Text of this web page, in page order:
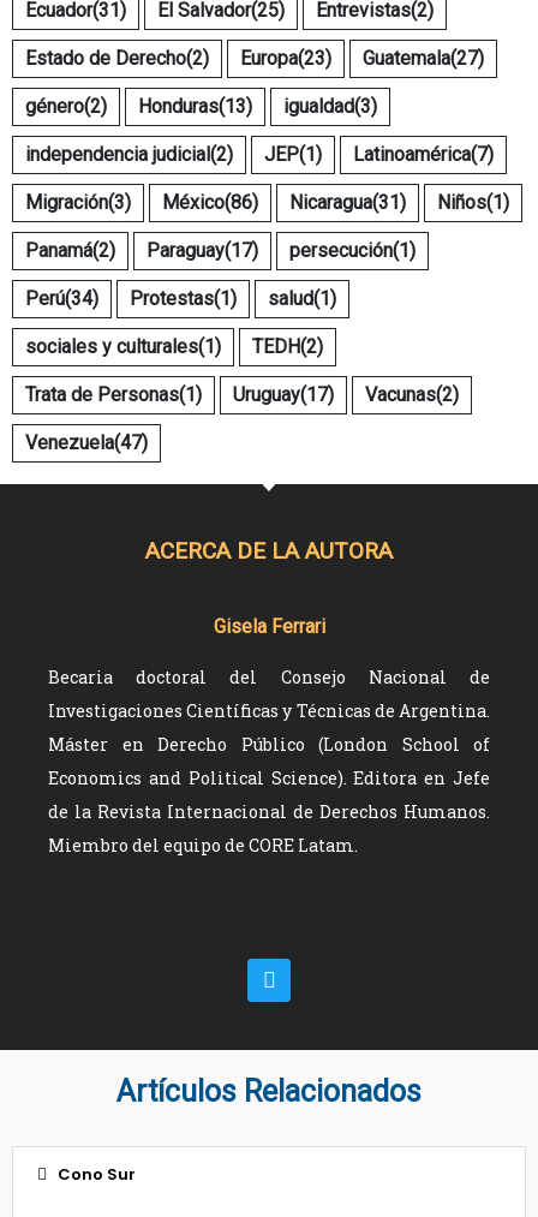
Ecuador(31) El Salvador(25) Entrevistas(2)
Estado de Derecho(2) Europa(23) Guatemala(27)
género(2) Honduras(13) igualdad(3)
independencia judicial (2) JEP(1) Latinoamérica(7)
Migración(3) México(86) Nicaragua(31) Niños(1)
Panamá(2) Paraguay(17) persecución(1)
Perú(34) Protestas(1) salud(1)
sociales y culturales(1) TEDH(2)
Trata de Personas(1) Uruguay(17) Vacunas(2)
Venezuela(47)
ACERCA DE LA AUTORA
Gisela Ferrari
Becaria doctoral del Consejo Nacional de
Investigaciones Científicas y Técnicas de Argentina.
Máster en Derecho Público (London School of
Economics and Political Science). Editora en Jefe
de la Revista Internacional de Derechos Humanos.
Miembro del equipo de CORE Latam.
Artículos Relacionados
Cono Sur